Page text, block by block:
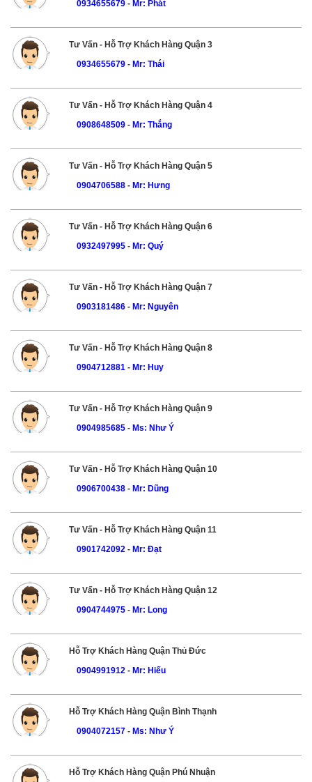
0934655679- Mr: Phát
Tư Vấn - Hỗ Trợ Khách Hàng Quận 3
0934655679- Mr: Thái
Tư Vấn - Hỗ Trợ Khách Hàng Quận 4
0908648509- Mr: Thắng
Tư Vấn - Hỗ Trợ Khách Hàng Quận 5
0904706588- Mr: Hưng
Tư Vấn - Hỗ Trợ Khách Hàng Quận 6
0932497995- Mr: Quý
Tư Vấn - Hỗ Trợ Khách Hàng Quận 7
0903181486- Mr: Nguyên
Tư Vấn - Hỗ Trợ Khách Hàng Quận 8
0904712881 - Mr: Huy
Tư Vấn - Hỗ Trợ Khách Hàng Quận 9
0904985685- Ms: Như Ý
Tư Vấn - Hỗ Trợ Khách Hàng Quận 10
0906700438- Mr: Dũng
Tư Vấn - Hỗ Trợ Khách Hàng Quận 11
0901742092 - Mr: Đạt
Tư Vấn - Hỗ Trợ Khách Hàng Quận 12
0904744975- Mr: Long
Hỗ Trợ Khách Hàng Quận Thủ Đức
0904991912 - Mr: Hiếu
Hỗ Trợ Khách Hàng Quận Bình Thạnh
0904072157- Ms: Như Ý
Hỗ Trợ Khách Hàng Quận Phú Nhuận